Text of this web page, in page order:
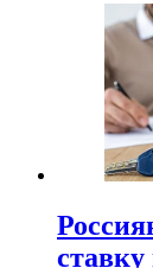
ставку